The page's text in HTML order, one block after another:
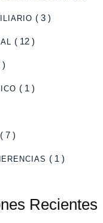
( 3 )
( 12 )
)
( 1 )
( 7 )
( 1 )
Recientes